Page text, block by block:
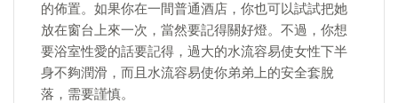
的佈置。如果你在一間普通酒店，你也可以試試把她
放在窗台上來一次，當然要記得關好燈。不過，你想
要浴室性愛的話要記得，過大的水流容易使女性下半
身不夠潤滑，而且水流容易使你弟弟上的安全套脫
落，需要謹慎。